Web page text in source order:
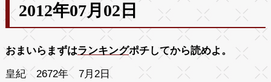
2012年07月02日
おまいらまずはランキングポチしてから読めよ。
皇紀 2672年 7月2日